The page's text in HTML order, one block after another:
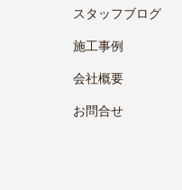
スタッフブログ
施工事例
会社概要
お問合せ